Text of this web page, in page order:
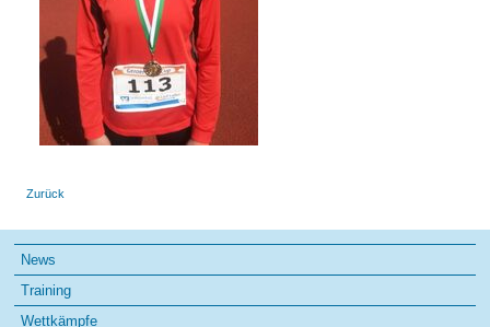
Zurück
Navigation
überspringen
News
Training
Wettkämpfe